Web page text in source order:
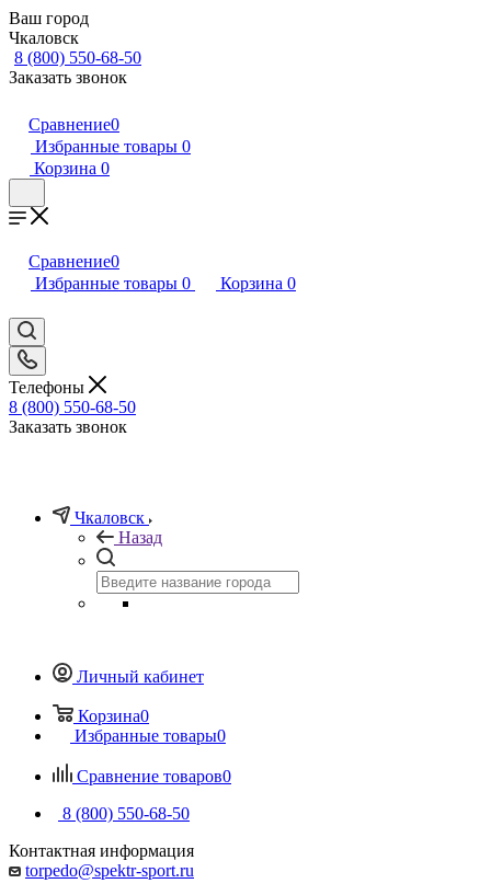
Ваш город
Чкаловск
8 (800) 550-68-50
Заказать звонок
Сравнение0
Избранные товары 0
Корзина 0
Сравнение0
Избранные товары 0 Корзина 0
Телефоны
8 (800) 550-68-50
Заказать звонок
Чкаловск
Назад
Личный кабинет
Корзина0
Избранные товары0
Сравнение товаров0
8 (800) 550-68-50
Контактная информация
torpedo@spektr-sport.ru